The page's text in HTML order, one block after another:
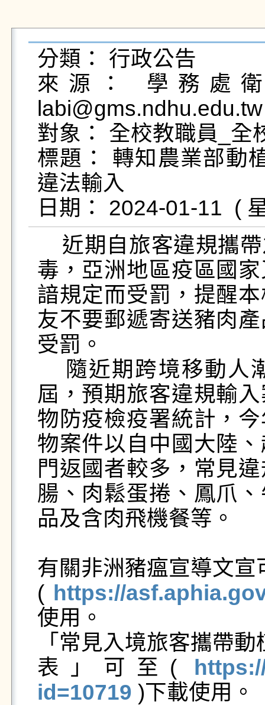
分類： 行政公告
來源： 學務處
對象： 全校教職員_全
標題： 轉知農業部動
違法輸入
毒，亞洲地區疫區國
諳規定而受罰，提醒
友不要郵遞寄送豬肉
受罰。
屆，預期旅客違規輸
物防疫檢疫署統計，
物案件以自中國大陸
門返國者較多，常見
腸、肉鬆蛋捲、鳳爪
品及含肉飛機餐等。
有關非洲豬瘟宣導文
( https://
使用。
「常見入境旅客攜帶
表」可至(
id=10719 )下載使用。